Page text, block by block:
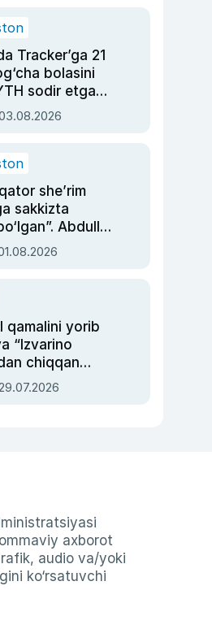
Tracker’ga 21
bolasini
sodir etgan
hukmi o‘qildi
she’rim
sakkizta
Abdulla
siyosiy
asrab
qamalini yorib
“Izvarino
chiqqan
— Ukraina
axborot
audio va/yoki
ko‘rsatuvchi